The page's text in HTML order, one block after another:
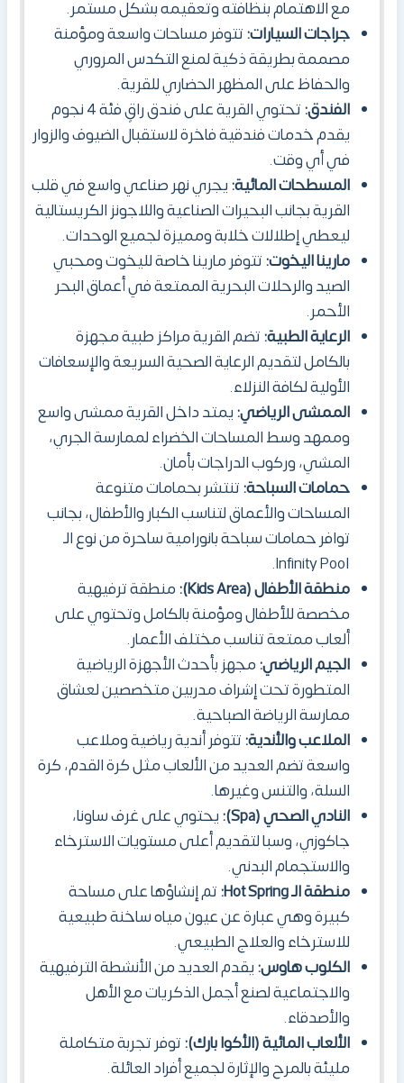
مع الاهتمام بنظافته وتعقيمه بشكل مستمر.
جراجات السيارات:تتوفر مساحات واسعة ومؤمنة
مصممة بطريقة ذكية لمنع التكدس المروري
والحفاظ على المظهر الحضاري للقرية.
الفندق:
تحتوي القرية على فندق راقٍ فئة 4 نجوم
يقدم خدمات فندقية فاخرة لاستقبال الضيوف والزوار
في أي وقت.
المسطحات المائية:يجري نهر صناعي واسع في قلب
القرية بجانب البحيرات الصناعية واللاجونز الكريستالية
ليعطي إطلالات خلابة ومميزة لجميع الوحدات.
مارينا اليخوت:تتوفر مارينا خاصة لليخوت ومحبي
الصيد والرحلات البحرية الممتعة في أعماق البحر
الأحمر.
الرعاية الطبية:تضم القرية مراكز طبية مجهزة
بالكامل لتقديم الرعاية الصحية السريعة والإسعافات
الأولية لكافة النزلاء.
الممشى الرياضي:يمتد داخل القرية ممشى واسع
وممهد وسط المساحات الخضراء لممارسة الجري،
المشي، وركوب الدراجات بأمان.
حمامات السباحة:تنتشر بحمامات متنوعة
المساحات والأعماق لتناسب الكبار والأطفال، بجانب
توافر حمامات سباحة بانورامية ساحرة من نوع الـ
Infinity Pool.
منطقة الأطفال (Kids Area):
منطقة ترفيهية
مخصصة للأطفال ومؤمنة بالكامل وتحتوي على
ألعاب ممتعة تناسب مختلف الأعمار.
الجيم الرياضي:مجهز بأحدث الأجهزة الرياضية
المتطورة تحت إشراف مدربين متخصصين لعشاق
ممارسة الرياضة الصباحية.
الملاعب والأندية:تتوفر أندية رياضية وملاعب
واسعة تضم العديد من الألعاب مثل كرة القدم، كرة
السلة، والتنس وغيرها.
النادي الصحي (Spa):
يحتوي على غرف ساونا،
جاكوزي، وسبا لتقديم أعلى مستويات الاسترخاء
والاستجمام البدني.
منطقة الـ Hot Spring:
تم إنشاؤها على مساحة
كبيرة وهي عبارة عن عيون مياه ساخنة طبيعية
للاسترخاء والعلاج الطبيعي.
الكلوب هاوس:يقدم العديد من الأنشطة الترفيهية
والاجتماعية لصنع أجمل الذكريات مع الأهل
والأصدقاء.
الألعاب المائية (الأكوا بارك):توفر تجربة متكاملة
مليئة بالمرح والإثارة لجميع أفراد العائلة.